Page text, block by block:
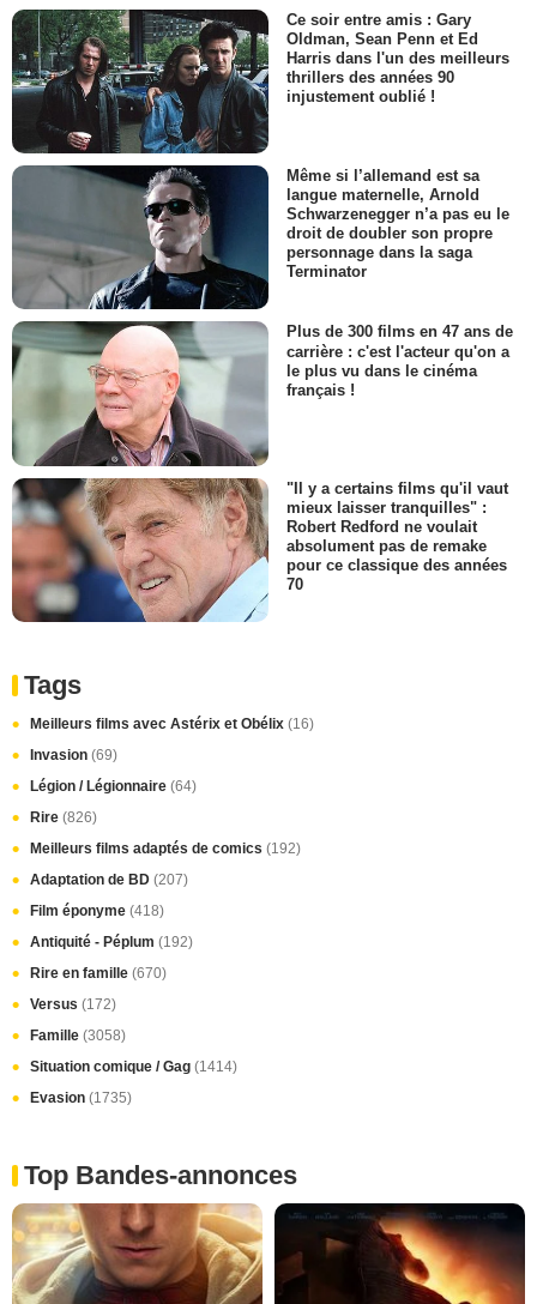
Ce soir entre amis : Gary
Oldman, Sean Penn et Ed
Harris dans l'un des meilleurs
thrillers des années 90
injustement oublié !
Même si l’allemand est sa
langue maternelle, Arnold
Schwarzenegger n’a pas eu le
droit de doubler son propre
personnage dans la saga
Terminator
Plus de 300 films en 47 ans de
carrière : c'est l'acteur qu'on a
le plus vu dans le cinéma
français !
"Il y a certains films qu'il vaut
mieux laisser tranquilles" :
Robert Redford ne voulait
absolument pas de remake
pour ce classique des années
70
Tags
Meilleurs films avec Astérix et Obélix (16)
Invasion (69)
Légion / Légionnaire (64)
Rire (826)
Meilleurs films adaptés de comics (192)
Adaptation de BD (207)
Film éponyme (418)
Antiquité - Péplum (192)
Rire en famille (670)
Versus (172)
Famille (3058)
Situation comique / Gag (1414)
Evasion (1735)
Top Bandes-annonces